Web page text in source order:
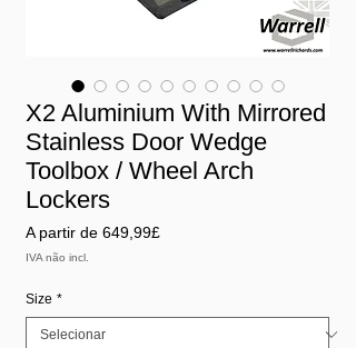
X2 Aluminium With Mirrored
Stainless Door Wedge
Toolbox / Wheel Arch
Lockers
A partir de 649,99£
IVA não incl.
Size *